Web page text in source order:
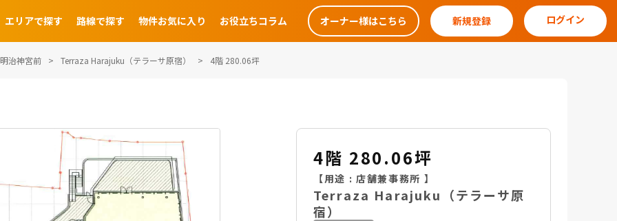
エリアで探す 路線で探す 物件お気に入り お役立ちコラム オーナー様はこちら 新規登録 ログイン
治神宮前 Terraza Harajuku（テラーサ原宿） 4階 280.06坪
4階 280.06坪
【用途 :店舗兼事務所 】
Terraza Harajuku（テラーサ原
宿）